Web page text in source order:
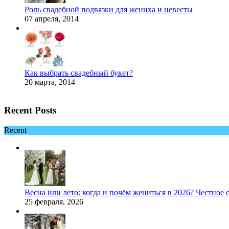
Роль свадебной подвязки для жениха и невесты
07 апреля, 2014
Как выбрать свадебный букет?
20 марта, 2014
Recent Posts
Recent
Весна или лето: когда и почём жениться в 2026? Честное
25 февраля, 2026